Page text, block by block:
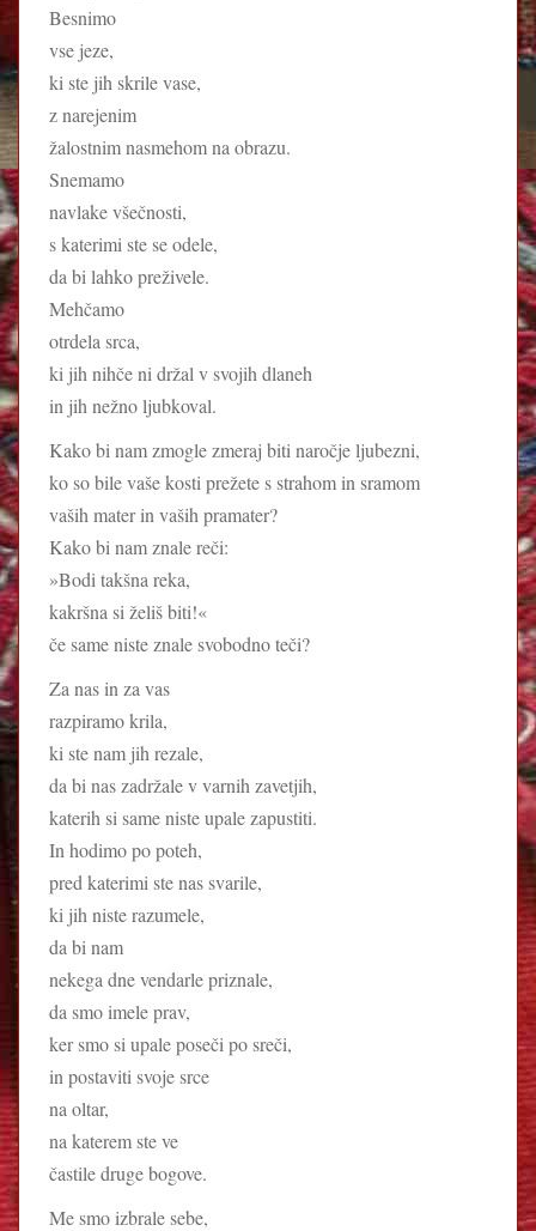
Besnimo
vse jeze,
ki ste jih skrile vase,
z narejenim
žalostnim nasmehom na obrazu.
Snemamo
navlake všečnosti,
s katerimi ste se odele,
da bi lahko preživele.
Mehčamo
otrdela srca,
ki jih nihče ni držal v svojih dlaneh
in jih nežno ljubkoval.
Kako bi nam zmogle zmeraj biti naročje ljubezni,
ko so bile vaše kosti prežete s strahom in sramom
vaših mater in vaših pramater?
Kako bi nam znale reči:
»Bodi takšna reka,
kakršna si želiš biti!«
če same niste znale svobodno teči?
Za nas in za vas
razpiramo krila,
ki ste nam jih rezale,
da bi nas zadržale v varnih zavetjih,
katerih si same niste upale zapustiti.
In hodimo po poteh,
pred katerimi ste nas svarile,
ki jih niste razumele,
da bi nam
nekega dne vendarle priznale,
da smo imele prav,
ker smo si upale poseči po sreči,
in postaviti svoje srce
na oltar,
na katerem ste ve
častile druge bogove.
Me smo izbrale sebe,